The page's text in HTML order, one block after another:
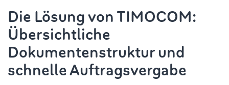
Die Lösung von TIMOCOM:
Übersichtliche
Dokumentenstruktur und
schnelle Auftragsvergabe